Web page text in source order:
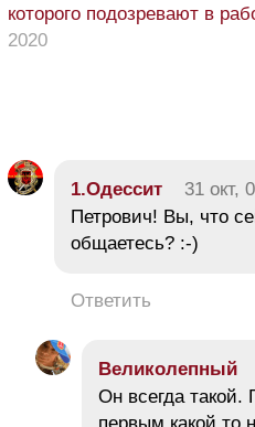
которого подозревают в
2020
1.Одессит 31 окт,
Петрович! Вы, что
общаетесь? :-)
Ответить
Великолепный
Он всегда такой.